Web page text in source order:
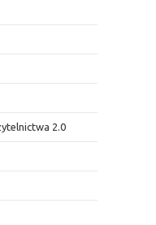
2.0